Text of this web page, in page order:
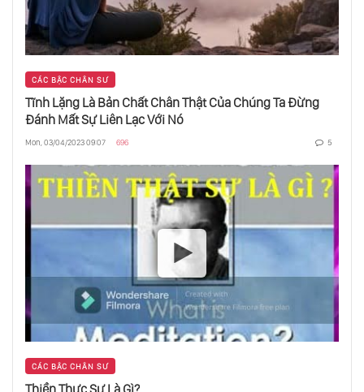
CÁC BẬC CHÂN SƯ
Tĩnh Lặng Là Bản Chất Chân Thật Của Chúng Ta Đừng
Đánh Mất Sự Liên Lạc Với Nó
Mon, 03/04/2023 09:07 696 5
CÁC BẬC CHÂN SƯ
Thiền Thực Sự Là Gì?